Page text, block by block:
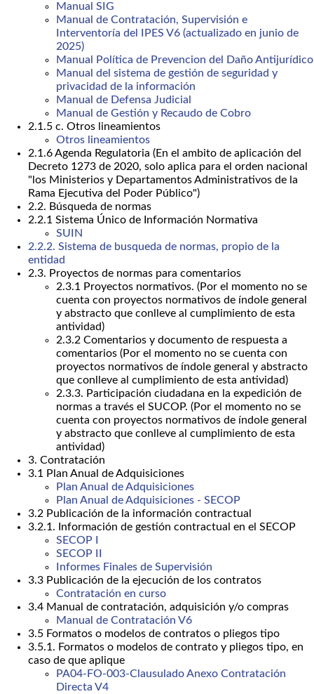
Manual SIG
Manual de Contratación, Supervisión e
Interventoría del IPES V6 (actualizado en junio de
2025)
Manual Política de Prevencion del Daño Antijurídico
Manual del sistema de gestión de seguridad y
privacidad de la información
Manual de Defensa Judicial
Manual de Gestión y Recaudo de Cobro
2.1.5 c. Otros lineamientos
Otros lineamientos
2.1.6 Agenda Regulatoria (En el ambito de aplicación del
Decreto 1273 de 2020, solo aplica para el orden nacional
"los Ministerios y Departamentos Administrativos de la
Rama Ejecutiva del Poder Público")
2.2. Búsqueda de normas
2.2.1 Sistema Único de Información Normativa
SUIN
2.2.2. Sistema de busqueda de normas, propio de la
entidad
2.3. Proyectos de normas para comentarios
2.3.1 Proyectos normativos. (Por el momento no se
cuenta con proyectos normativos de índole general
y abstracto que conlleve al cumplimiento de esta
antividad)
2.3.2 Comentarios y documento de respuesta a
comentarios (Por el momento no se cuenta con
proyectos normativos de índole general y abstracto
que conlleve al cumplimiento de esta antividad)
2.3.3. Participación ciudadana en la expedición de
normas a través el SUCOP. (Por el momento no se
cuenta con proyectos normativos de índole general
y abstracto que conlleve al cumplimiento de esta
antividad)
3. Contratación
3.1 Plan Anual de Adquisiciones
Plan Anual de Adquisiciones
Plan Anual de Adquisiciones - SECOP
3.2 Publicación de la información contractual
3.2.1. Información de gestión contractual en el SECOP
SECOP I
SECOP II
Informes Finales de Supervisión
3.3 Publicación de la ejecución de los contratos
Contratación en curso
3.4 Manual de contratación, adquisición y/o compras
Manual de Contratación V6
3.5 Formatos o modelos de contratos o pliegos tipo
3.5.1. Formatos o modelos de contrato y pliegos tipo, en
caso de que aplique
PA04-FO-003-Clausulado Anexo Contratación
Directa V4